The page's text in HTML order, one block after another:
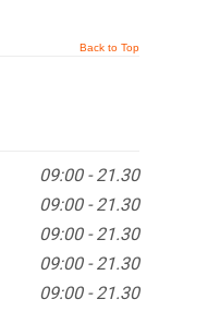
Back to Top
09:00 - 21.30
09:00 - 21.30
09:00 - 21.30
09:00 - 21.30
09:00 - 21.30